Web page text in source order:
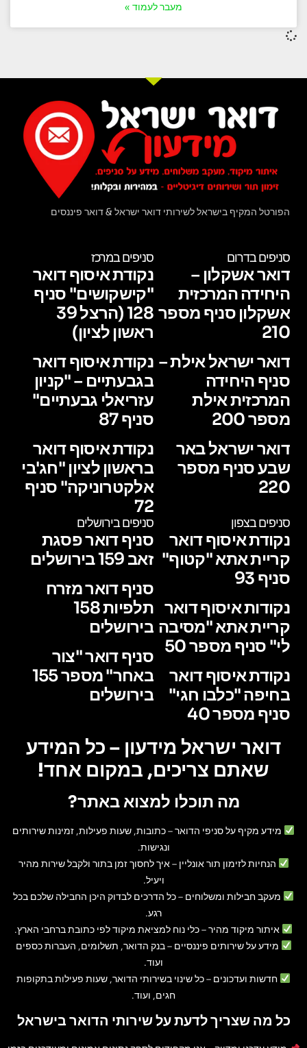
מעבר לעמוד »
הפורטל המקיף בישראל לשירותי דואר ישראל & דואר פיננסים
סניפים בדרום
דואר אשקלון –
היחידה המרכזית
אשקלון סניף מספר
210
דואר ישראל אילת –
סניף היחידה
המרכזית אילת
מספר 200
דואר ישראל באר
שבע סניף מספר
220
סניפים במרכז
נקודת איסוף דואר
"קישקושים" סניף
128 (הרצל 39
ראשון לציון)
נקודת איסוף דואר
בגבעתיים – "קניון
עזריאלי גבעתיים"
סניף 87
נקודת איסוף דואר
בראשון לציון "חג'בי
אלקטרוניקה" סניף
72
סניפים בצפון
נקודת איסוף דואר
קריית אתא "קטוף"
סניף 93
נקודות איסוף דואר
קריית אתא "מסיבה
לי" סניף מספר 50
נקודת איסוף דואר
בחיפה "כלבו חגי"
סניף מספר 40
סניפים בירושלים
סניף דואר פסגת
זאב 159 בירושלים
סניף דואר מזרח
תלפיות 158
בירושלים
סניף דואר "צור
באחר" מספר 155
בירושלים
דואר ישראל מידעון – כל המידע
שאתם צריכים, במקום אחד!
מה תוכלו למצוא באתר?
מידע מקיף על סניפי הדואר– כתובות, שעות פעילות, זמינות שירותים
ונגישות.
הנחיות לזימון תור אונליין – איך לחסוך זמן בתור ולקבל שירות מהיר
ויעיל.
מעקב חבילות ומשלוחים – כל הדרכים לבדוק היכן החבילה שלכם בכל
רגע.
איתור מיקוד מהיר– כלי נוח למציאת מיקוד לפי כתובת ברחבי הארץ.
מידע על שירותים פיננסיים – בנק הדואר, תשלומים, העברות כספים
ועוד.
חדשות ועדכונים – כל שינוי בשירותי הדואר, שעות פעילות בתקופות
חגים, ועוד.
כל מה שצריך לדעת על שירותי הדואר בישראל